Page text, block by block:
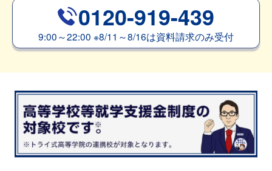
0120-919-439
9:00～22:00 ※8/11～8/16は資料請求のみ受付